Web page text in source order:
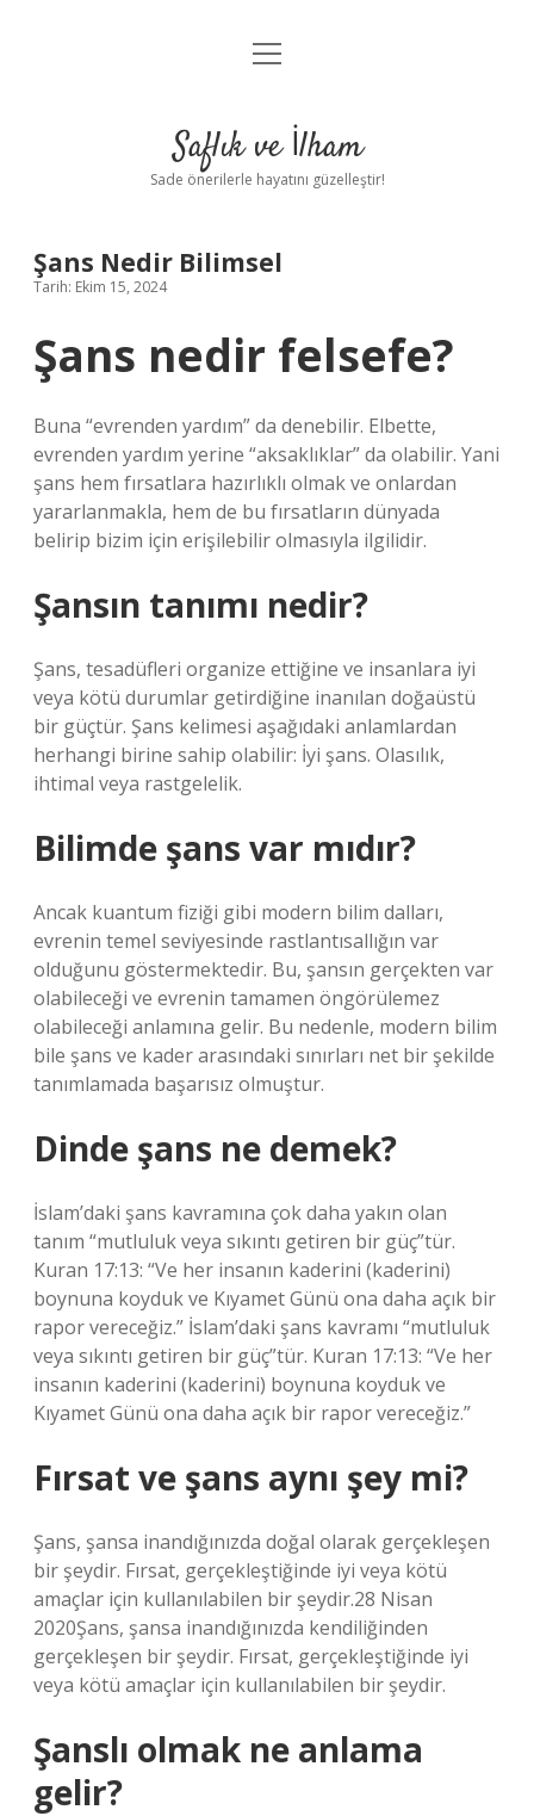
Anasayfa
Yasal Uyarı
menüyü
Saflık ve İlham
Sade önerilerle hayatını güzelleştir!
Şans Nedir Bilimsel
Tarih: Ekim 15, 2024
Şans nedir felsefe?
Buna “evrenden yardım” da denebilir. Elbette,
evrenden yardım yerine “aksaklıklar” da olabilir. Yani
şans hem fırsatlara hazırlıklı olmak ve onlardan
yararlanmakla, hem de bu fırsatların dünyada
belirip bizim için erişilebilir olmasıyla ilgilidir.
Şansın tanımı nedir?
Şans, tesadüfleri organize ettiğine ve insanlara iyi
veya kötü durumlar getirdiğine inanılan doğaüstü
bir güçtür. Şans kelimesi aşağıdaki anlamlardan
herhangi birine sahip olabilir: İyi şans. Olasılık,
ihtimal veya rastgelelik.
Bilimde şans var mıdır?
Ancak kuantum fiziği gibi modern bilim dalları,
evrenin temel seviyesinde rastlantısallığın var
olduğunu göstermektedir. Bu, şansın gerçekten var
olabileceği ve evrenin tamamen öngörülemez
olabileceği anlamına gelir. Bu nedenle, modern bilim
bile şans ve kader arasındaki sınırları net bir şekilde
tanımlamada başarısız olmuştur.
Dinde şans ne demek?
İslam’daki şans kavramına çok daha yakın olan
tanım “mutluluk veya sıkıntı getiren bir güç”tür.
Kuran 17:13: “Ve her insanın kaderini (kaderini)
boynuna koyduk ve Kıyamet Günü ona daha açık bir
rapor vereceğiz.” İslam’daki şans kavramı “mutluluk
veya sıkıntı getiren bir güç”tür. Kuran 17:13: “Ve her
insanın kaderini (kaderini) boynuna koyduk ve
Kıyamet Günü ona daha açık bir rapor vereceğiz.”
Fırsat ve şans aynı şey mi?
Şans, şansa inandığınızda doğal olarak gerçekleşen
bir şeydir. Fırsat, gerçekleştiğinde iyi veya kötü
amaçlar için kullanılabilen bir şeydir.28 Nisan
2020Şans, şansa inandığınızda kendiliğinden
gerçekleşen bir şeydir. Fırsat, gerçekleştiğinde iyi
veya kötü amaçlar için kullanılabilen bir şeydir.
Şanslı olmak ne anlama
gelir?